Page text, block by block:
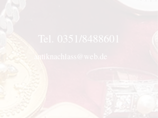
Tel. 0351/8488601
antiknachlass@web.de